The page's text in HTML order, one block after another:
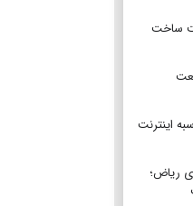
ساخت
اینترنت
ریاض؛